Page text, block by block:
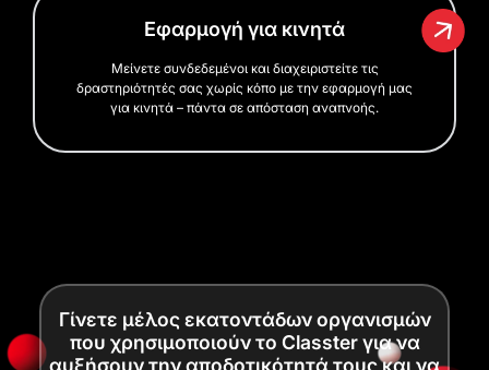
Εφαρμογή για κινητά
Μείνετε συνδεδεμένοι και διαχειριστείτε τις
δραστηριότητές σας χωρίς κόπο με την εφαρμογή μας
για κινητά – πάντα σε απόσταση αναπνοής.
Γίνετε μέλος εκατοντάδων οργανισμών
που χρησιμοποιούν το Classter για να
αυξήσουν την αποδοτικότητά τους και να